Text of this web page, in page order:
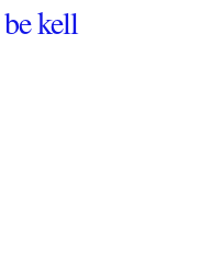
be kell